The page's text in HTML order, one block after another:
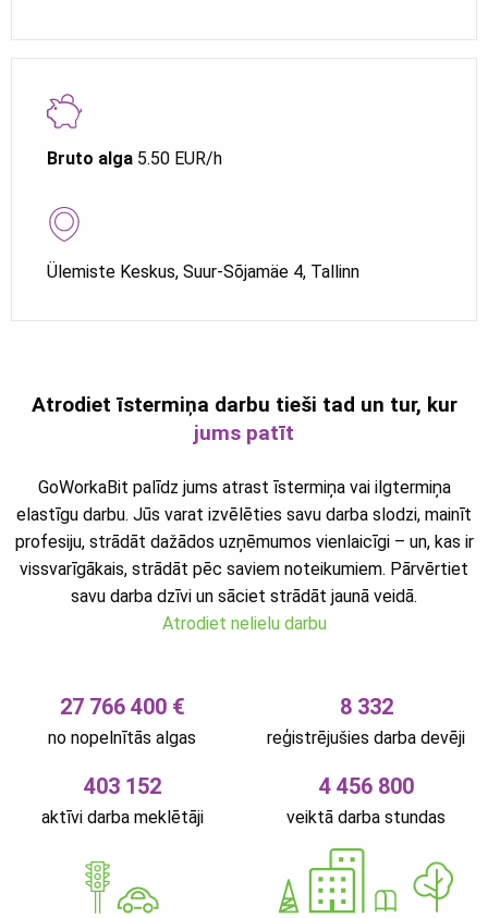
Bruto alga 5.50 EUR/h
Ülemiste Keskus, Suur-Sõjamäe 4, Tallinn
Atrodiet īstermiņa darbu tieši tad un tur, kur
jums patīt
GoWorkaBit palīdz jums atrast īstermiņa vai ilgtermiņa
elastīgu darbu. Jūs varat izvēlēties savu darba slodzi, mainīt
profesiju, strādāt dažādos uzņēmumos vienlaicīgi – un, kas ir
vissvarīgākais, strādāt pēc saviem noteikumiem. Pārvērtiet
savu darba dzīvi un sāciet strādāt jaunā veidā.
Atrodiet nelielu darbu
27 766 400 €
no nopelnītās algas
8 332
reģistrējušies darba devēji
403 152
aktīvi darba meklētāji
4 456 800
veiktā darba stundas